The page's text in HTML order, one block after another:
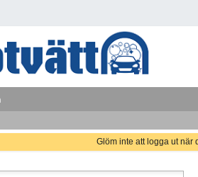
Glöm inte att logga ut när